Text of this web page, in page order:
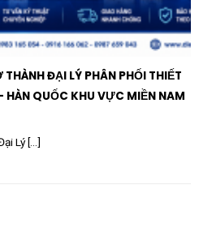
DALI, cần lưu ý đấu nối
cổng DA1/DA2 trên driver.
có thể sử dụng các phần
để định địa chỉ và thiết lập
dụng thực tế. Nhờ bề mặt
cao cấp, việc vệ
ĐẠI LÝ PHÂN PHỐI THIẾT
HÀN QUỐC KHU VỰC MIỀN NAM
Lý [...]